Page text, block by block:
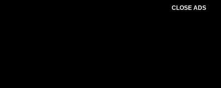
CLOSE ADS